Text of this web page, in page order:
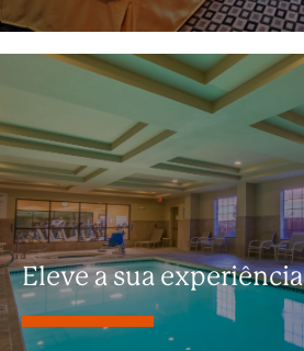
Eleve a sua experiência